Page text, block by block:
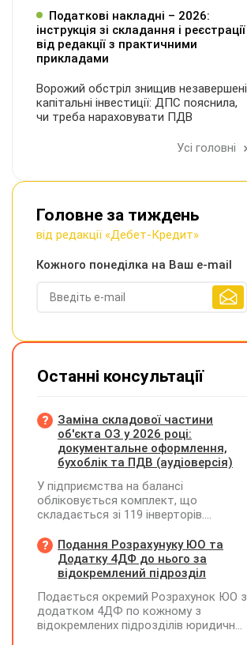
Податкові накладні – 2026:
інструкція зі складання і реєстрації
від редакції з практичними
прикладами
Ворожий обстріл знищив незавершені
капітальні інвестиції: ДПС пояснила,
чи треба нараховувати ПДВ
Усі головні
Головне за тиждень
від редакції «Дебет-Кредит»
Кожного понеділка на Ваш e-mail
Останні консультації
Заміна складової частини
об'єкта ОЗ у 2026 році:
документальне оформлення,
бухоблік та ПДВ (аудіоверсія)
У підприємства на балансі
обліковується комплект, що
складається зі 119 інверторів.
грудні 2024 року, при його придбанні
було сформовано ПК з ПДВ. У червні
2026 року один з інверторів вийшов з
2026 року підприємство придбало
новий інвертор і власними силами
встановило його замість
Подання Розрахунуку ЮО та
Додатку 4ДФ до нього за
відокремлений підрозділ
Подається окремий Розрахунок ЮО з
додатком 4ДФ по кожному з
відокремлених підрозділів юридичної